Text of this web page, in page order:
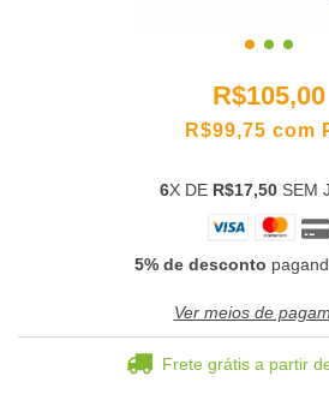
R$105,00
R$99,75 com
6X DE R$17,50SEM
5% de desconto
Ver meios de
Frete grátis a partir